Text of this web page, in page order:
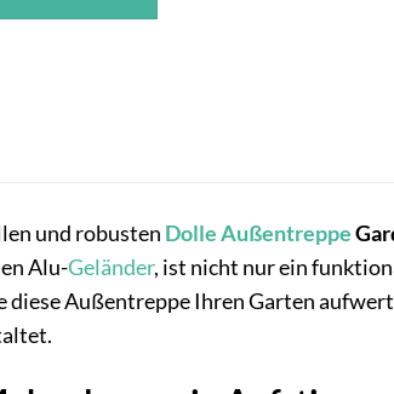
und robusten DolleAußentreppe
Alu-Geländer, ist nicht nur ein
Außentreppe Ihren Garten